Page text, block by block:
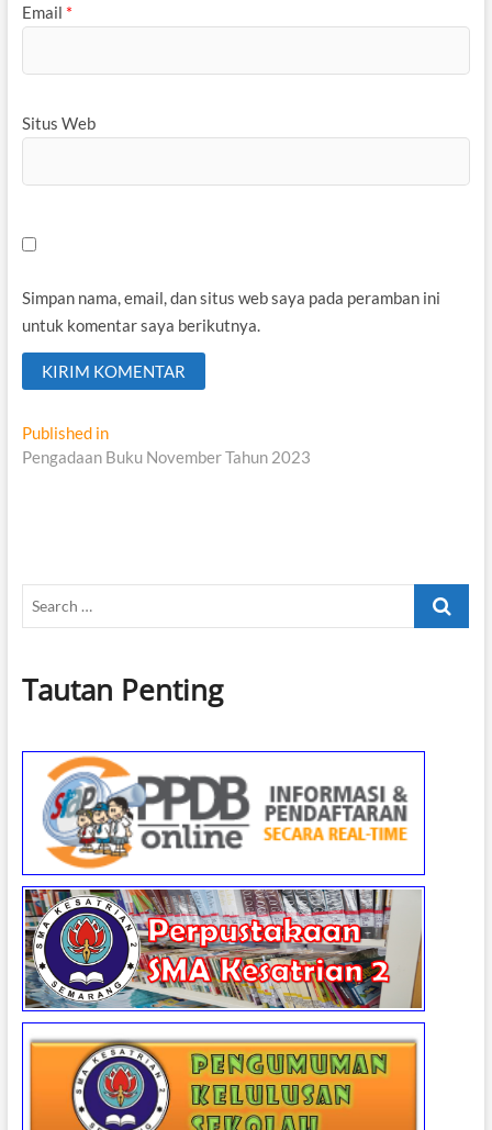
Email *
Situs Web
Simpan nama, email, dan situs web saya pada peramban ini
untuk komentar saya berikutnya.
Navigasi
pos
Published in
Pengadaan Buku November Tahun 2023
Search
Tautan Penting